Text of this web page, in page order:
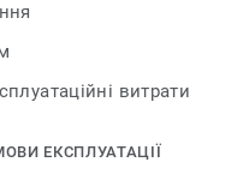
витрати
ЕКСПЛУАТАЦІЇ